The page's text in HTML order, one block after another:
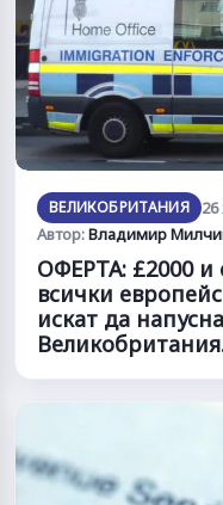
ВЕЛИКОБРИТАНИЯ
Автор:Владимир
ОФЕРТА: £2000 и
всички
искат да